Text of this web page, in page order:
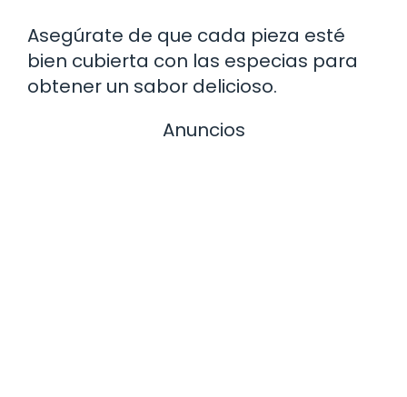
Asegúrate de que cada pieza esté
bien cubierta con las especias para
obtener un sabor delicioso.
Anuncios